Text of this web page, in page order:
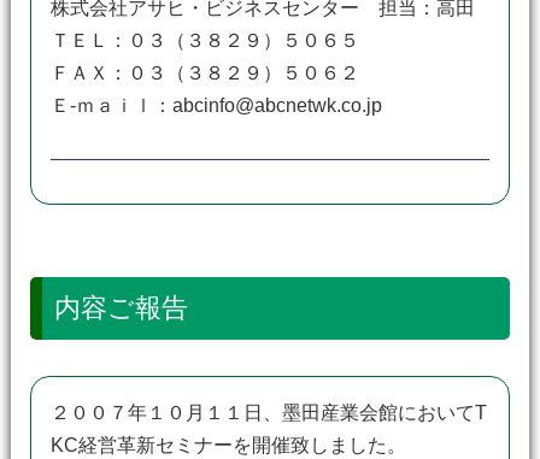
株式会社アサヒ・ビジネスセンター 担当：高田
ＴＥＬ：０３（３８２９）５０６５
ＦＡＸ：０３（３８２９）５０６２
Ｅ-ｍａｉｌ：abcinfo@abcnetwk.co.jp
内容ご報告
２００７年１０月１１日、墨田産業会館においてT
KC経営革新セミナーを開催致しました。